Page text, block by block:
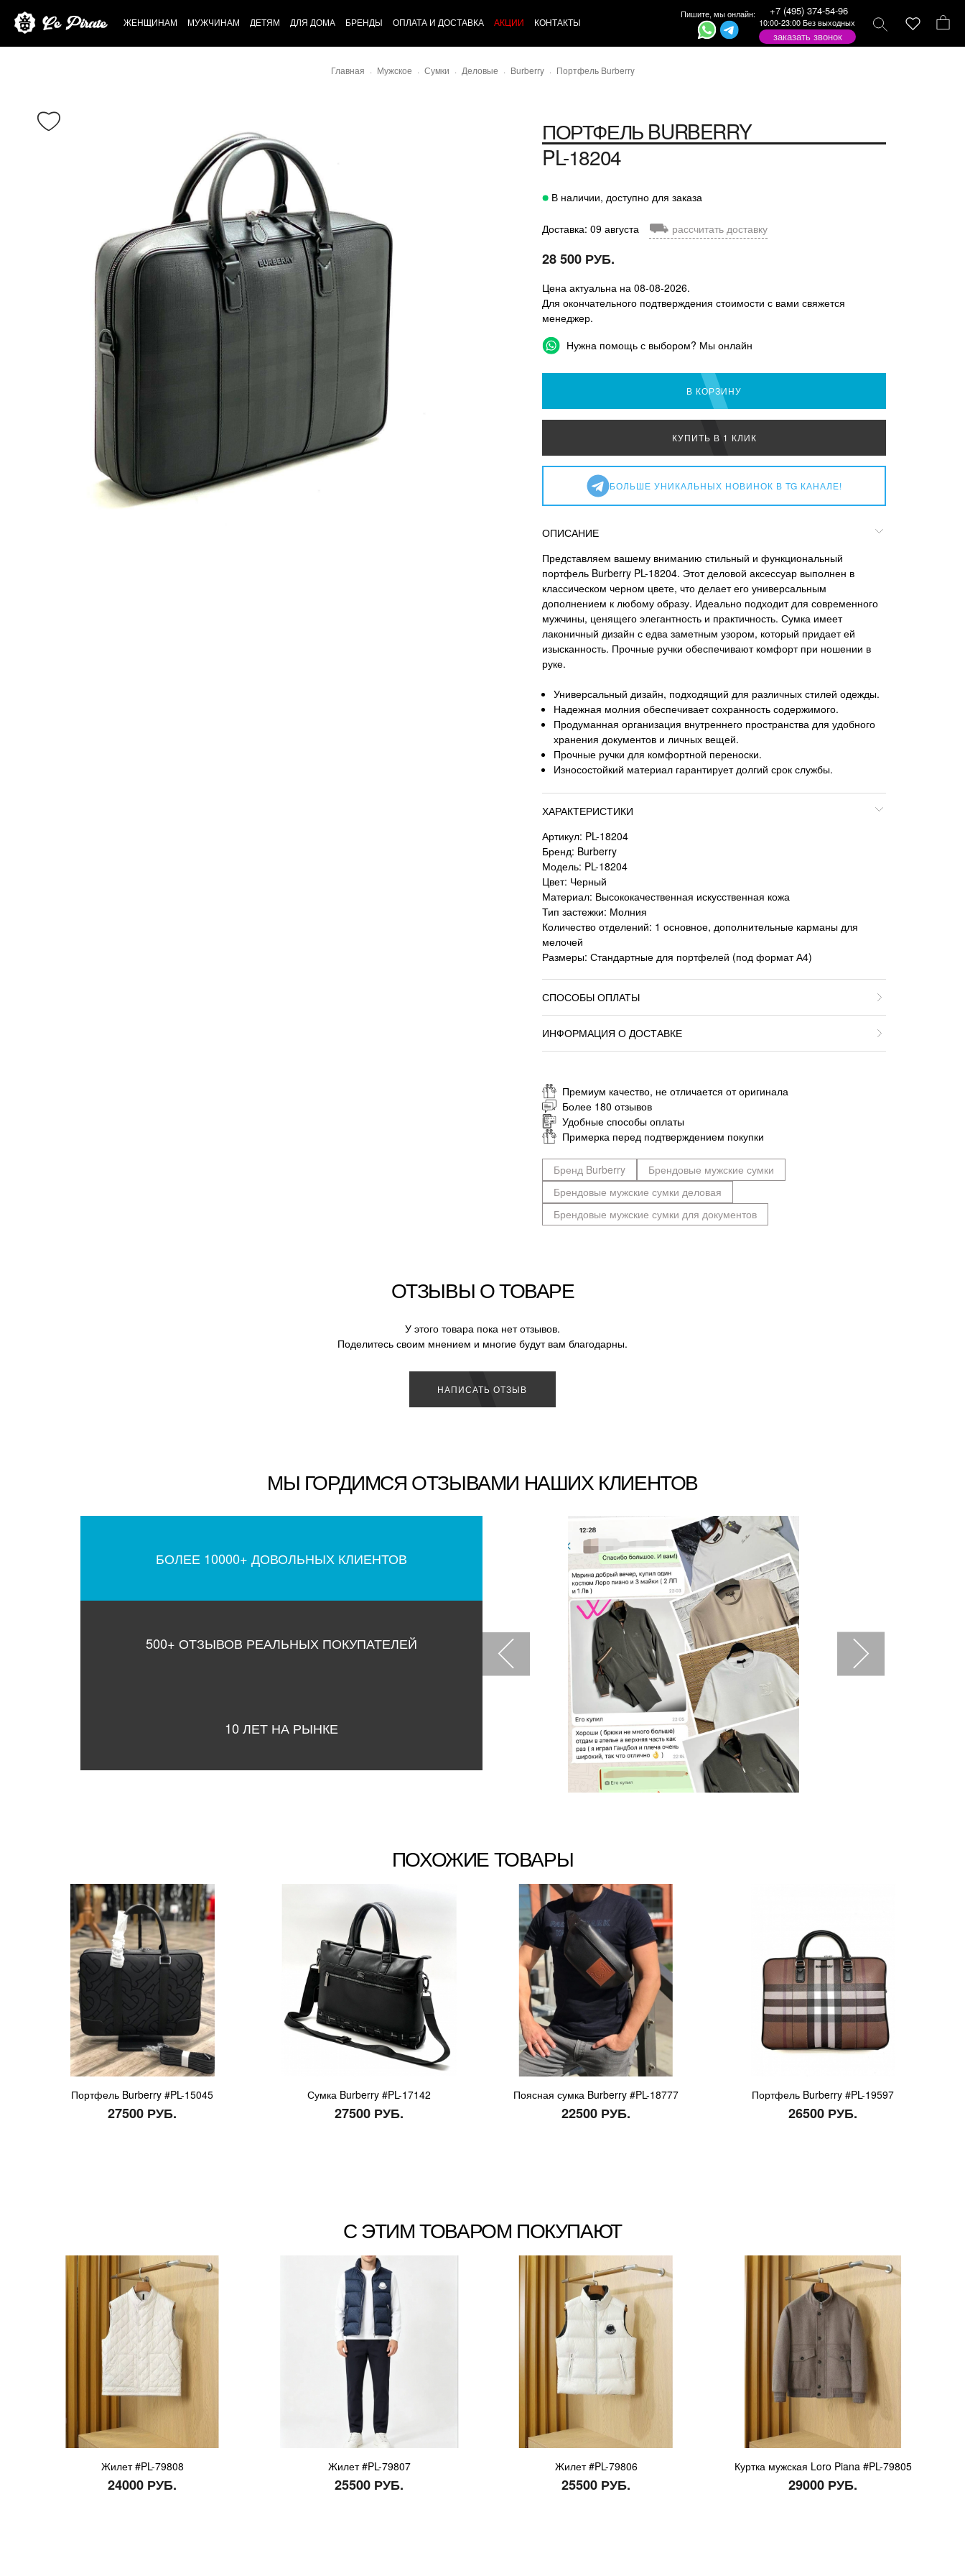
ЖЕНЩИНАМ МУЖЧИНАМ ДЕТЯМ ДЛЯ ДОМА БРЕНДЫ ОПЛАТА И ДОСТАВКА АКЦИИ КОНТАКТЫ
Пишите, мы онлайн: +7 (495) 374-54-96
10:00-23:00 Без выходных
заказать звонок
Главная Мужское Сумки Деловые Burberry Портфель Burberry
ПОРТФЕЛЬ BURBERRY
PL-18204
В наличии, доступно для заказа
Доставка: 09 августа ⛟ рассчитать доставку
28 500 РУБ.
Цена актуальна на 08-08-2026.
Для окончательного подтверждения стоимости с вами свяжется
менеджер.
Нужна помощь с выбором? Мы онлайн
В КОРЗИНУ
КУПИТЬ В 1 КЛИК
БОЛЬШЕ УНИКАЛЬНЫХ НОВИНОК В TG КАНАЛЕ!
ОПИСАНИЕ
Представляем вашему вниманию стильный и функциональный
портфель Burberry PL-18204. Этот деловой аксессуар выполнен в
классическом черном цвете, что делает его универсальным
дополнением к любому образу. Идеально подходит для современного
мужчины, ценящего элегантность и практичность. Сумка имеет
лаконичный дизайн с едва заметным узором, который придает ей
изысканность. Прочные ручки обеспечивают комфорт при ношении в
руке.
Универсальный дизайн, подходящий для различных стилей одежды.
Надежная молния обеспечивает сохранность содержимого.
Продуманная организация внутреннего пространства для удобного
хранения документов и личных вещей.
Прочные ручки для комфортной переноски.
Износостойкий материал гарантирует долгий срок службы.
ХАРАКТЕРИСТИКИ
Артикул: PL-18204
Бренд: Burberry
Модель: PL-18204
Цвет: Черный
Материал: Высококачественная искусственная кожа
Тип застежки: Молния
Количество отделений: 1 основное, дополнительные карманы для
мелочей
Размеры: Стандартные для портфелей (под формат А4)
СПОСОБЫ ОПЛАТЫ
ИНФОРМАЦИЯ О ДОСТАВКЕ
Премиум качество, не отличается от оригинала
Более 180 отзывов
Удобные способы оплаты
Примерка перед подтверждением покупки
Бренд Burberry
Брендовые мужские сумки
Брендовые мужские сумки деловая
Брендовые мужские сумки для документов
ОТЗЫВЫ О ТОВАРЕ
У этого товара пока нет отзывов.
Поделитесь своим мнением и многие будут вам благодарны.
НАПИСАТЬ ОТЗЫВ
МЫ ГОРДИМСЯ ОТЗЫВАМИ НАШИХ КЛИЕНТОВ
БОЛЕЕ 10000+ ДОВОЛЬНЫХ КЛИЕНТОВ
500+ ОТЗЫВОВ РЕАЛЬНЫХ ПОКУПАТЕЛЕЙ
10 ЛЕТ НА РЫНКЕ
ПОХОЖИЕ ТОВАРЫ
Портфель Burberry #PL-15045
27500 РУБ.
Сумка Burberry #PL-17142
27500 РУБ.
Поясная сумка Burberry #PL-18777
22500 РУБ.
Портфель Burberry #PL-19597
26500 РУБ.
С ЭТИМ ТОВАРОМ ПОКУПАЮТ
Жилет #PL-79808
24000 РУБ.
Жилет #PL-79807
25500 РУБ.
Жилет #PL-79806
25500 РУБ.
Куртка мужская Loro Piana #PL-79805
29000 РУБ.